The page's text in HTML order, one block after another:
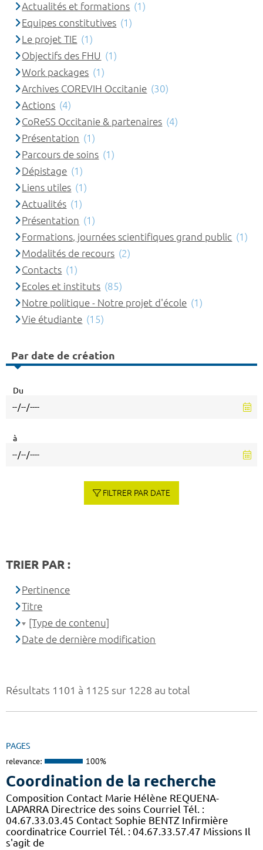
Résultats 1101 à 1125 sur 1228 au total
PAGES
relevance: 100%
Coordination de la recherche
Composition Contact Marie Hélène REQUENA-
LAPARRA Directrice des soins Courriel Tél. :
04.67.33.03.45 Contact Sophie BENTZ Infirmière
coordinatrice Courriel Tél. : 04.67.33.57.47 Missions Il
s'agit de
Actualités et formations (1)
Equipes constitutives (1)
Le projet TIE (1)
Objectifs des FHU (1)
Work packages (1)
Archives COREVIH Occitanie (30)
Actions (4)
CoReSS Occitanie & partenaires (4)
Présentation (1)
Parcours de soins (1)
Dépistage (1)
Liens utiles (1)
Actualités (1)
Présentation (1)
Formations, journées scientifiques grand public (1)
Modalités de recours (2)
Contacts (1)
Ecoles et instituts (85)
Notre politique - Notre projet d'école (1)
Vie étudiante (15)
Par date de création
Du
à
FILTRER PAR DATE
TRIER PAR :
Pertinence
Titre
[Type de contenu]
Date de dernière modification